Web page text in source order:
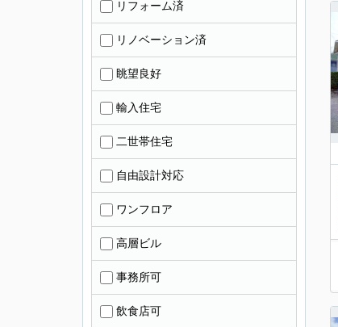
リフォーム済
リノベーション済
眺望良好
輸入住宅
二世帯住宅
自由設計対応
ワンフロア
高層ビル
事務所可
飲食店可